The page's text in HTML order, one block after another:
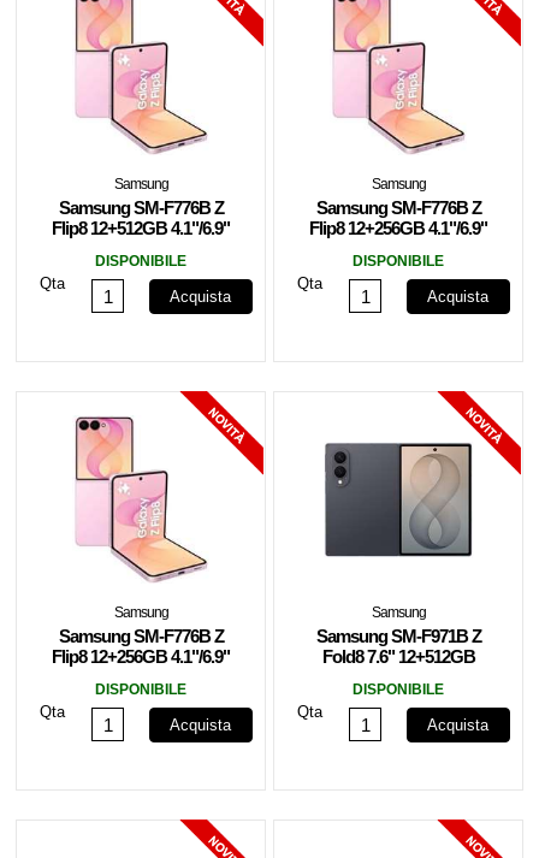
Samsung
Samsung SM-F776B Z
Flip8 12+512GB 4.1"/6.9"
DISPONIBILE
Qta
Acquista
Samsung
Samsung SM-F776B Z
Flip8 12+256GB 4.1"/6.9"
DISPONIBILE
Qta
Acquista
Samsung
Samsung SM-F776B Z
Flip8 12+256GB 4.1"/6.9"
DISPONIBILE
Qta
Acquista
Samsung
Samsung SM-F971B Z
Fold8 7.6" 12+512GB
DISPONIBILE
Qta
Acquista